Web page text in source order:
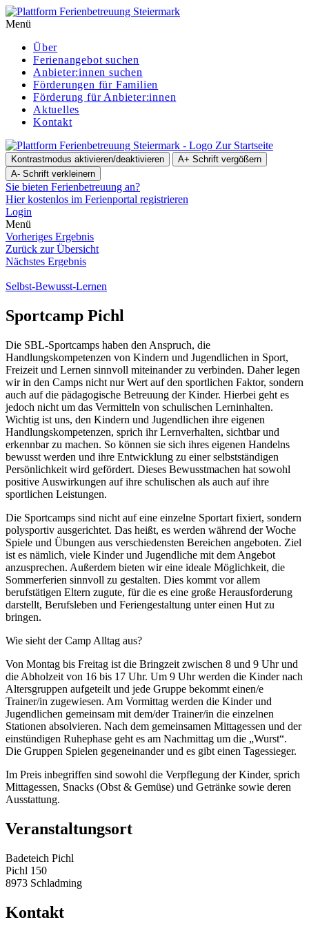
Menü
Über
Ferienangebot suchen
Anbieter:innen suchen
För­de­run­gen für Familien
Förderung für Anbieter:innen
Aktuelles
Kontakt
Zur Startseite
Kontrastmodus aktivieren/deaktivieren A+ Schrift vergößern
A- Schrift verkleinern
Sie bieten Ferienbetreuung an?
Hier kostenlos im Ferienportal registrieren
Login
Menü
Vorheriges Ergebnis
Zurück zur Übersicht
Nächstes Ergebnis
Selbst-Bewusst-Lernen
Sportcamp Pichl
Die SBL-Sportcamps haben den Anspruch, die
Handlungskompetenzen von Kindern und Jugendlichen in Sport,
Freizeit und Lernen sinnvoll miteinander zu verbinden. Daher legen
wir in den Camps nicht nur Wert auf den sportlichen Faktor, sondern
auch auf die pädagogische Betreuung der Kinder. Hierbei geht es
jedoch nicht um das Vermitteln von schulischen Lerninhalten.
Wichtig ist uns, den Kindern und Jugendlichen ihre eigenen
Handlungskompetenzen, sprich ihr Lernverhalten, sichtbar und
erkennbar zu machen. So können sie sich ihres eigenen Handelns
bewusst werden und ihre Entwicklung zu einer selbstständigen
Persönlichkeit wird gefördert. Dieses Bewusstmachen hat sowohl
positive Auswirkungen auf ihre schulischen als auch auf ihre
sportlichen Leistungen.
Die Sportcamps sind nicht auf eine einzelne Sportart fixiert, sondern
polysportiv ausgerichtet. Das heißt, es werden während der Woche
Spiele und Übungen aus verschiedensten Bereichen angeboten. Ziel
ist es nämlich, viele Kinder und Jugendliche mit dem Angebot
anzusprechen. Außerdem bieten wir eine ideale Möglichkeit, die
Sommerferien sinnvoll zu gestalten. Dies kommt vor allem
berufstätigen Eltern zugute, für die es eine große Herausforderung
darstellt, Berufsleben und Feriengestaltung unter einen Hut zu
bringen.
Wie sieht der Camp Alltag aus?
Von Montag bis Freitag ist die Bringzeit zwischen 8 und 9 Uhr und
die Abholzeit von 16 bis 17 Uhr. Um 9 Uhr werden die Kinder nach
Altersgruppen aufgeteilt und jede Gruppe bekommt einen/e
Trainer/in zugewiesen. Am Vormittag werden die Kinder und
Jugendlichen gemeinsam mit dem/der Trainer/in die einzelnen
Stationen absolvieren. Nach dem gemeinsamen Mittagessen und der
einstündigen Ruhephase geht es am Nachmittag um die „Wurst“.
Die Gruppen Spielen gegeneinander und es gibt einen Tagessieger.
Im Preis inbegriffen sind sowohl die Verpflegung der Kinder, sprich
Mittagessen, Snacks (Obst & Gemüse) und Getränke sowie deren
Ausstattung.
Veranstaltungsort
Badeteich Pichl
Pichl 150
8973 Schladming
Kontakt